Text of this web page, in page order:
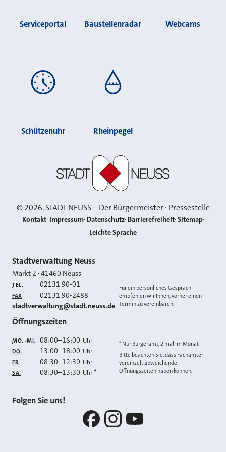
Serviceportal Baustellenradar Webcams
Schützenuhr Rheinpegel
©2026, STADT NEUSS – Der Bürgermeister · Pressestelle
Kontakt Impressum Datenschutz Barrierefreiheit Sitemap
Leichte Sprache
Kontakt
Stadtverwaltung Neuss
Markt 2 ·41460 Neuss
TEL. 02131 90-01
FAX 02131 90-2488
E-MAIL
stadtverwaltung@stadt.neuss.de
Für ein persönliches Gespräch
empfehlen wir Ihnen, vorher einen
Termin zu vereinbaren.
Öffnungszeiten
MO.–MI. 08:00–16:00 Uhr
DO. 13:00–18:00 Uhr
FR. 08:30–12:30 Uhr
SA. 08:30–13:30 Uhr *
* Nur Bürgeramt, 2 mal im Monat
Bitte beachten Sie, dass Fachämter
vereinzelt abweichende
Öffnungszeiten haben können.
Folgen Sie uns!